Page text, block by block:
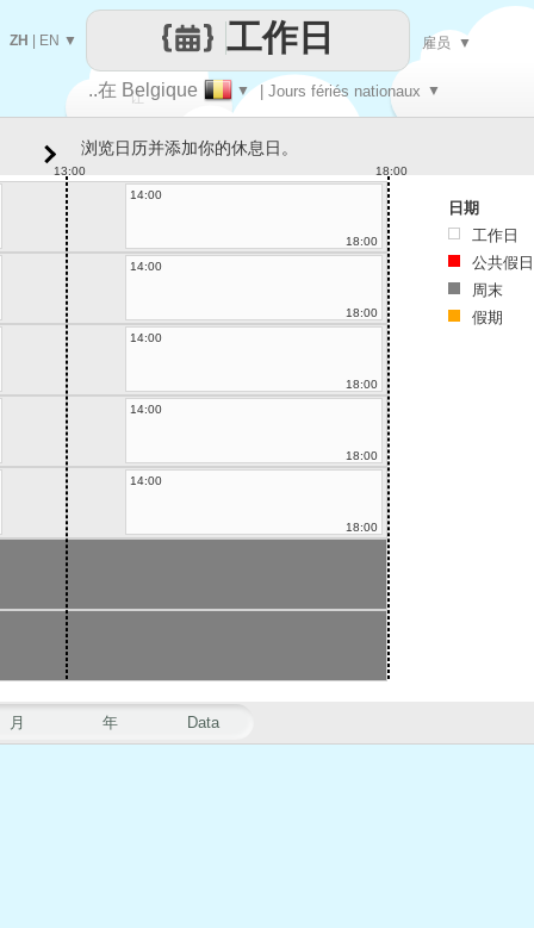
让
每一天
..在 Belgique ▼ | Jours fériés nationaux ▼
工作日
ZH EN ▼ 雇员 ▼
月 年 Data
浏览日历并添加你的休息日。
13:00
18:00
14:00
18:00
14:00
18:00
14:00
18:00
14:00
18:00
14:00
18:00
日期
工作日
公共假日
周末
假期